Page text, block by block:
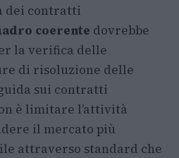
dei contratti
coerente dovrebbe
la verifica delle
di risoluzione delle
sui contratti
è limitare l’attività
il mercato più
attraverso standard che